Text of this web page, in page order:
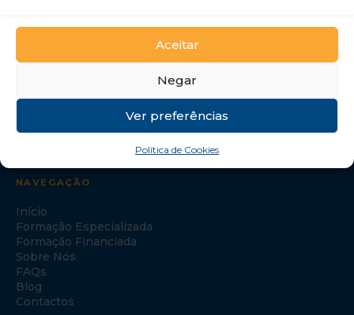
Aceitar
Negar
Ver preferências
Política de Cookies
NAVEGAÇÃO
Início
Formação Especializada
Formação Financiada
Sobre Nós
FAQs
Blog
Contactos